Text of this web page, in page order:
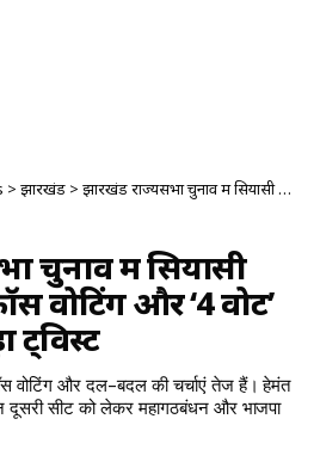
> झारखंड > झारखंड राज्यसभा चुनाव में सियासी घमासान तेज! क्रॉस वोटिंग और ‘4 वोट’ का खेल बना बड़ा ट्विस्ट
चुनाव में सियासी
वोटिंग और ‘4 वोट’
ट्विस्ट
वोटिंग और दल-बदल की चर्चाएं तेज हैं। हेमंत
दूसरी सीट को लेकर महागठबंधन और भाजपा